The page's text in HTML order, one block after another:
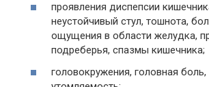
проявления диспепсии
неустойчивый стул, тошнота,
ощущения в области желудка,
подреберья, спазмы кишечника;
головокружения, головная